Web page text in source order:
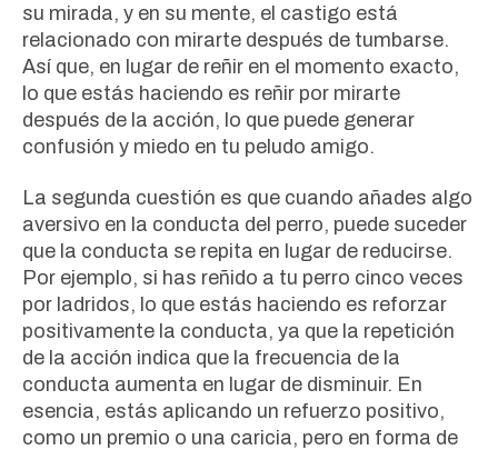
su mirada, y en su mente, el castigo está
relacionado con mirarte después de tumbarse.
Así que, en lugar de reñir en el momento exacto,
lo que estás haciendo es reñir por mirarte
después de la acción, lo que puede generar
confusión y miedo en tu peludo amigo.
La segunda cuestión es que cuando añades algo
aversivo en la conducta del perro, puede suceder
que la conducta se repita en lugar de reducirse.
Por ejemplo, si has reñido a tu perro cinco veces
por ladridos, lo que estás haciendo es reforzar
positivamente la conducta, ya que la repetición
de la acción indica que la frecuencia de la
conducta aumenta en lugar de disminuir. En
esencia, estás aplicando un refuerzo positivo,
como un premio o una caricia, pero en forma de